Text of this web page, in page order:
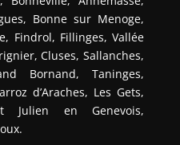
Bonne sur Menoge,
Findrol, Fillinges, Vallée
Cluses, Sallanches,
Bornand, Taninges,
d’Araches, Les Gets,
Julien en Genevois,